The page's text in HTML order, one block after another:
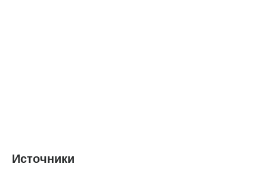
Источники